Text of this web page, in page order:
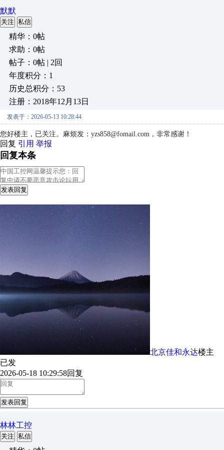
默默
关注 私信
精华：0帖
求助：0帖
帖子：0帖 | 2回
年度积分：1
历史总积分：53
注册：2018年12月13日
发表于：2026-05-13 10:28:44
您好楼主， 已关注。麻烦发：yzs858@fomail.com，非常感谢！
回复 引用 举报
回复本条
发表回复
北京佳和永达楼主
已发
2026-05-18 10:29:58回复
发表回复
林林工控
关注 私信